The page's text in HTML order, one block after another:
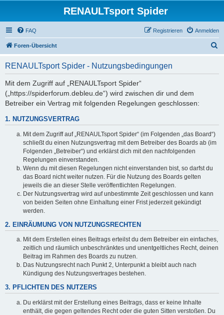
RENAULTsport Spider
FAQ Anmelden
Registrieren
Foren-Übersicht
RENAULTsport Spider - Nutzungsbedingungen
Mit dem Zugriff auf „RENAULTsport Spider“
(„https://spiderforum.debleu.de“) wird zwischen dir und dem
Betreiber ein Vertrag mit folgenden Regelungen geschlossen:
1. NUTZUNGSVERTRAG
Mit dem Zugriff auf „RENAULTsport Spider“ (im Folgenden „das Board“)
schließt du einen Nutzungsvertrag mit dem Betreiber des Boards ab (im
Folgenden „Betreiber“) und erklärst dich mit den nachfolgenden
Regelungen einverstanden.
Wenn du mit diesen Regelungen nicht einverstanden bist, so darfst du
das Board nicht weiter nutzen. Für die Nutzung des Boards gelten
jeweils die an dieser Stelle veröffentlichten Regelungen.
Der Nutzungsvertrag wird auf unbestimmte Zeit geschlossen und kann
von beiden Seiten ohne Einhaltung einer Frist jederzeit gekündigt
werden.
2. EINRÄUMUNG VON NUTZUNGSRECHTEN
Mit dem Erstellen eines Beitrags erteilst du dem Betreiber ein einfaches,
zeitlich und räumlich unbeschränktes und unentgeltliches Recht, deinen
Beitrag im Rahmen des Boards zu nutzen.
Das Nutzungsrecht nach Punkt 2, Unterpunkt a bleibt auch nach
Kündigung des Nutzungsvertrages bestehen.
3. PFLICHTEN DES NUTZERS
Du erklärst mit der Erstellung eines Beitrags, dass er keine Inhalte
enthält, die gegen geltendes Recht oder die guten Sitten verstoßen. Du